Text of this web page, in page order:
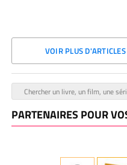
VOIR PLUS
PARTENAIRES POUR